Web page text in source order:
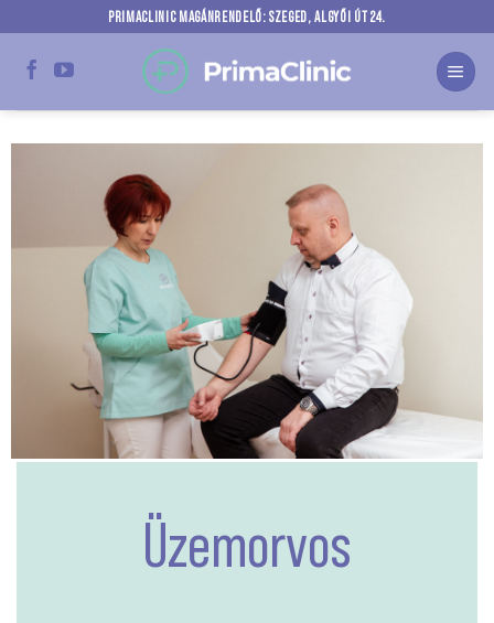
content
PRIMACLINIC MAGÁNRENDELŐ: SZEGED, ALGYŐI ÚT 24.
Üzemorvos